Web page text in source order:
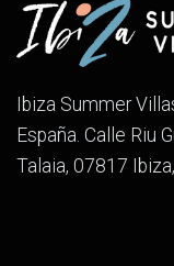
Ibiza Summer
España. Calle Riu
Talaia, 07817